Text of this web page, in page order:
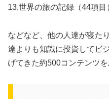
13.世界の旅の記録（44項目
などなど、他の人達が寝た
達よりも知識に投資してビ
げてきた約500コンテンツ